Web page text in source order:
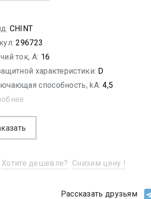
CHINT
296723
ток, A: 16
характеристики: D
способность, kA: 4,5
Хотите дешевле? Снизим цену !
Рассказать друзьям